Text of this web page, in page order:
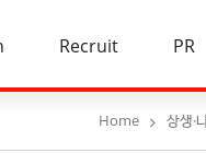
Recruit PR
Home 상생·